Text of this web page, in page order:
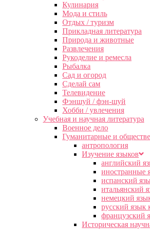
Кулинария
Мода и стиль
Отдых / туризм
Прикладная литература
Природа и животные
Развлечения
Рукоделие и ремесла
Рыбалка
Сад и огород
Сделай сам
Телевидение
Фэншуй / фэн-шуй
Хобби / увлечения
Учебная и научная литература
Военное дело
Гуманитарные и
антропология
Изучение языков
английский
иностранные
испанский
итальянский
немецкий
русский язык
французский
Историческая